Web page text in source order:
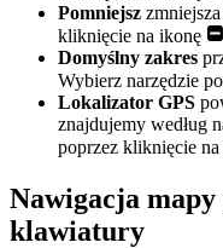
Pomniejsz
kliknięcie na ikonę
Domyślny zakres
Wybierz narzędzie
Lokalizator GPS
znajdujemy według
poprzez kliknięcie
Nawigacja
klawiatury